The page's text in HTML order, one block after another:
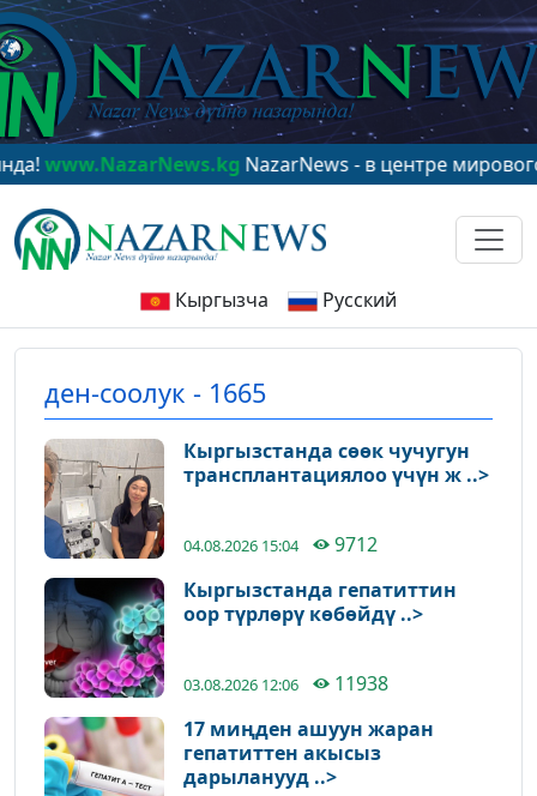
NazarNews - в центре мирового
Кыргызча Русский
ден-соолук - 1665
Кыргызстанда сөөк чучугун
трансплантациялоо үчүн ж ..>
04.08.2026 15:04
9712
Кыргызстанда гепатиттин
оор түрлөрү көбөйдү ..>
03.08.2026 12:06
11938
17 миңден ашуун жаран
гепатиттен акысыз
дарыланууд ..>